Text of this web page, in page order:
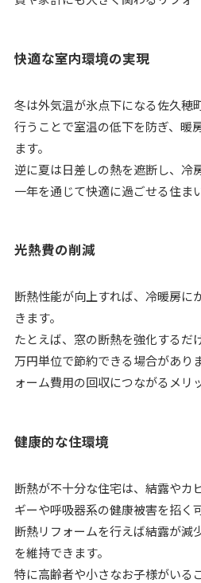
快適な室内環境の実現
冬は外気温が氷点下になる佐久穂
行うことで室温の低下を防ぎ、暖
ます。
逆に夏は日差しの熱を遮断し、冷
一年を通じて快適に過ごせる住ま
光熱費の削減
断熱性能が向上すれば、冷暖房に
きます。
たとえば、窓の断熱を強化するだ
万円単位で節約できる場合があり
ォーム費用の回収につながるメリ
健康的な住環境
断熱が不十分な住宅は、結露やカ
ギーや呼吸器系の健康被害を招く
断熱リフォームを行えば結露が減
を維持できます。
特に高齢者や小さなお子様がいる